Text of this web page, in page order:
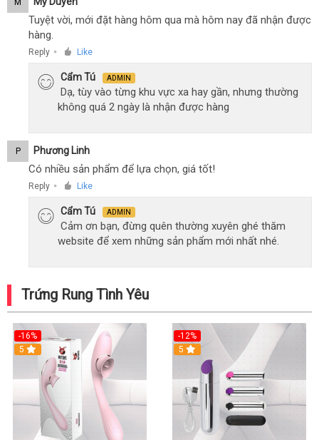
Tuyệt vời, mới đặt hàng hôm qua mà hôm nay đã nhận được
hàng.
Reply ● Like
Cẩm Tú ADMIN
Dạ, tùy vào từng khu vực xa hay gần, nhưng thường
không quá 2 ngày là nhận được hàng
P Phương Linh
Có nhiều sản phẩm để lựa chọn, giá tốt!
Reply ● Like
Cẩm Tú ADMIN
Cảm ơn bạn, đừng quên thường xuyên ghé thăm
website để xem những sản phẩm mới nhất nhé.
Trứng Rung Tình Yêu
-16%
5
-12%
5